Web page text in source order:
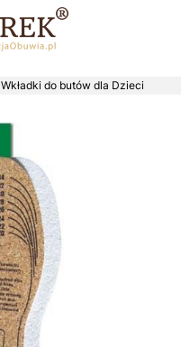
Wkładki do butów dla Dzieci